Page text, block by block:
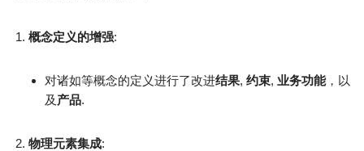
概念定义的增强:
对诸如等概念的定义进行了改进结果, 约束, 业务功能，以
及 产品.
物理元素集成: